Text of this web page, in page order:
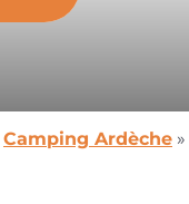
Camping Ardèche »